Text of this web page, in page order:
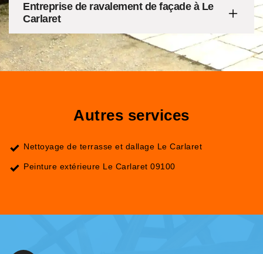
Entreprise de ravalement de façade à Le
Carlaret
Autres services
Nettoyage de terrasse et dallage Le Carlaret
Peinture extérieure Le Carlaret 09100